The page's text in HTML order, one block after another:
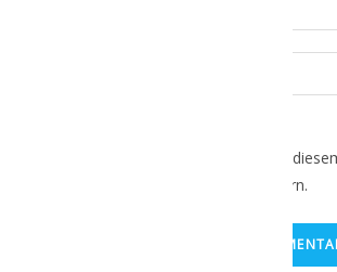
Name, E-Mail-Adresse und Website in
meinen nächsten Kommentar speichern.